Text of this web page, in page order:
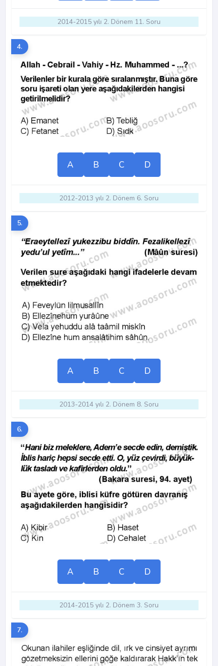
2014-2015 yılı 2. Dönem 11. Soru
4.
A B C D
2012-2013 yılı 2. Dönem 6. Soru
5.
A B C D
2013-2014 yılı 2. Dönem 8. Soru
6.
A B C D
2014-2015 yılı 2. Dönem 3. Soru
7.